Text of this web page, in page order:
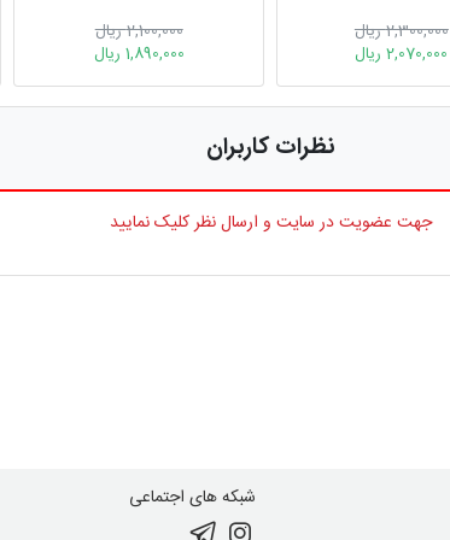
2,300,000 ریال
2,070,000 ریال
2,100,000 ریال
1,890,000 ریال
نظرات کاربران
جهت عضویت در سایت و ارسال نظر کلیک نمایید
شبکه های اجتماعی